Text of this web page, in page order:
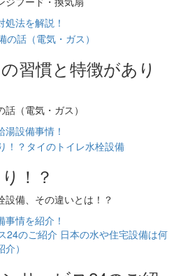
法を解説！
習慣と特徴があり
（電気・ガス）
設備事情！
！？
設備、その違いとは！？
情を紹介！